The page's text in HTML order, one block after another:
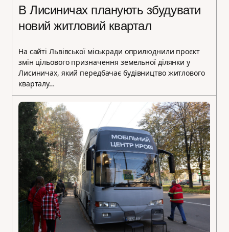
В Лисиничах планують збудувати
новий житловий квартал
На сайті Львівської міськради оприлюднили проєкт
змін цільового призначення земельної ділянки у
Лисиничах, який передбачає будівництво житлового
кварталу…